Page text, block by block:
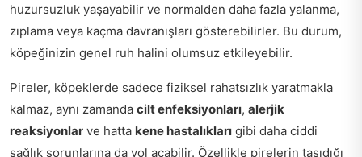
huzursuzluk yaşayabilir ve normalden daha fazla yalanma,
zıplama veya kaçma davranışları gösterebilirler. Bu durum,
köpeğinizin genel ruh halini olumsuz etkileyebilir.
Pireler, köpeklerde sadece fiziksel rahatsızlık yaratmakla
kalmaz, aynı zamanda cilt enfeksiyonları, alerjik
reaksiyonlar ve hatta kene hastalıkları gibi daha ciddi
sağlık sorunlarına da yol açabilir. Özellikle pirelerin taşıdığı